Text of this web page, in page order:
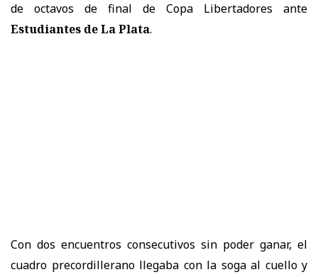
de octavos de final de Copa Libertadores ante
Estudiantes de La Plata.
Con dos encuentros consecutivos sin poder ganar, el
cuadro precordillerano llegaba con la soga al cuello y